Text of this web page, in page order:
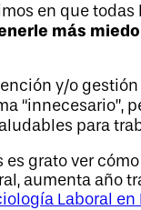
en que
más miedo
y/o
“innecesario”,
para
es grato ver
aumenta año
Laboral en